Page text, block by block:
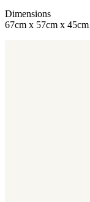
Dimensions
67cm x 57cm x 45cm